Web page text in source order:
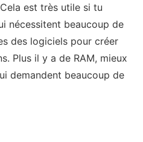
est très utile si tu
nécessitent beaucoup de
des logiciels pour créer
Plus il y a de RAM, mieux
demandent beaucoup de